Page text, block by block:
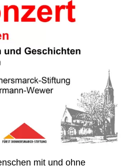
mit und ohne